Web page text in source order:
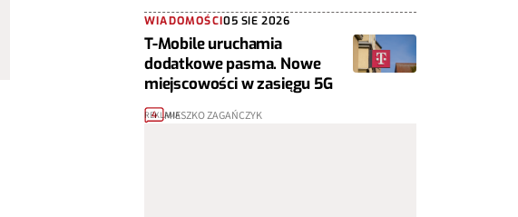
WIADOMOŚCI05 SIE 2026
T-Mobile uruchamia
dodatkowe pasma. Nowe
miejscowości w zasięgu 5G
4 MIESZKO ZAGAŃCZYK